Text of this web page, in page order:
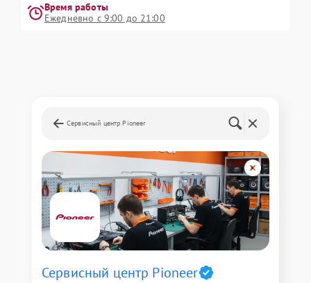
Время работы
Ежедневно с 9:00 до 21:00
Сервисный центр Pioneer
Сервисный центр Pioneer